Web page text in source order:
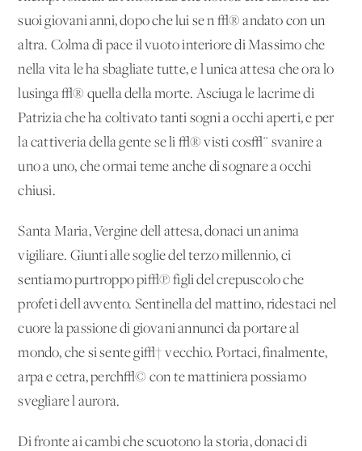
suoi giovani anni, dopo che lui se n'√® andato con un'
altra. Colma di pace il vuoto interiore di Massimo che
nella vita le ha sbagliate tutte, e l'unica attesa che ora lo
lusinga √® quella della morte. Asciuga le lacrime di
Patrizia che ha coltivato tanti sogni a occhi aperti, e per
la cattiveria della gente se li √® visti cos√¨ svanire a
uno a uno, che ormai teme anche di sognare a occhi
chiusi.
Santa Maria, Vergine dell'attesa, donaci un'anima
vigiliare. Giunti alle soglie del terzo millennio, ci
sentiamo purtroppo pi√π figli del crepuscolo che
profeti dell'avvento. Sentinella del mattino, ridestaci nel
cuore la passione di giovani annunci da portare al
mondo, che si sente gi√† vecchio. Portaci, finalmente,
arpa e cetra, perch√© con te mattiniera possiamo
svegliare l'aurora.
Di fronte ai cambi che scuotono la storia, donaci di